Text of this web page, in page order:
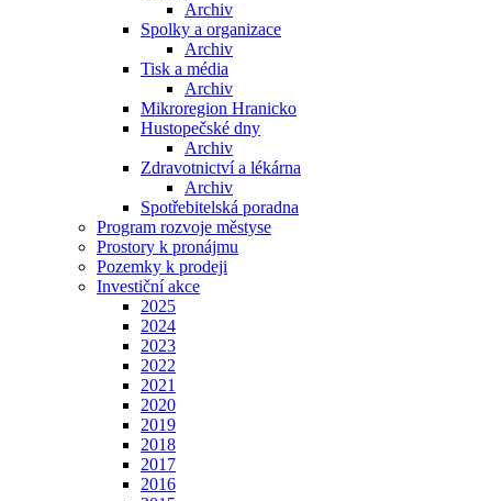
Archiv
Spolky a organizace
Archiv
Tisk a média
Archiv
Mikroregion Hranicko
Hustopečské dny
Archiv
Zdravotnictví a lékárna
Archiv
Spotřebitelská poradna
Program rozvoje městyse
Prostory k pronájmu
Pozemky k prodeji
Investiční akce
2025
2024
2023
2022
2021
2020
2019
2018
2017
2016